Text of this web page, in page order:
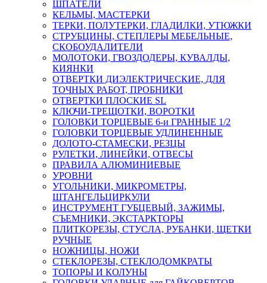
ШПАТЕЛИ
КЕЛЬМЫ, МАСТЕРКИ
ТЕРКИ, ПОЛУТЕРКИ, ГЛАДИЛКИ, УТЮЖКИ
СТРУБЦИНЫ, СТЕПЛЕРЫ МЕБЕЛЬНЫЕ,
СКОБОУДАЛИТЕЛИ
МОЛОТОКИ, ГВОЗДОДЕРЫ, КУВАЛДЫ,
КИЯНКИ
ОТВЕРТКИ ДИЭЛЕКТРИЧЕСКИЕ, ДЛЯ
ТОЧНЫХ РАБОТ, ПРОБНИКИ
ОТВЕРТКИ ПЛОСКИЕ SL
КЛЮЧИ-ТРЕЩОТКИ, ВОРОТКИ
ГОЛОВКИ ТОРЦЕВЫЕ 6-и ГРАННЫЕ 1/2
ГОЛОВКИ ТОРЦЕВЫЕ УДЛИНЕННЫЕ
ДОЛОТО-СТАМЕСКИ, РЕЗЦЫ
РУЛЕТКИ, ЛИНЕЙКИ, ОТВЕСЫ
ПРАВИЛА АЛЮМИНИЕВЫЕ
УРОВНИ
УГОЛЬНИКИ, МИКРОМЕТРЫ,
ШТАНГЕЛЬЦИРКУЛИ
ИНСТРУМЕНТ ГУБЦЕВЫЙ, ЗАЖИМЫ,
СЪЕМНИКИ, ЭКСТАРКТОРЫ
ПЛИТКОРЕЗЫ, СТУСЛА, РУБАНКИ, ЩЕТКИ
РУЧНЫЕ
НОЖНИЦЫ, НОЖИ
СТЕКЛОРЕЗЫ, СТЕКЛОДОМКРАТЫ
ТОПОРЫ И КОЛУНЫ